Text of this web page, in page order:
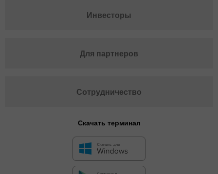
Инвесторы
Для партнеров
Сотрудничество
Скачать терминал